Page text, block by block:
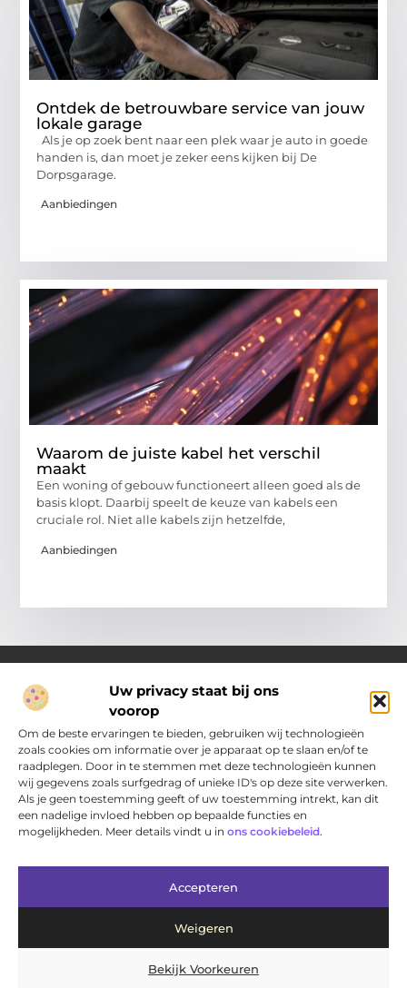
Uw privacy staat bij ons
voorop
Om de beste ervaringen te bieden, gebruiken wij technologieën
zoals cookies om informatie over je apparaat op te slaan en/of te
raadplegen. Door in te stemmen met deze technologieën kunnen
wij gegevens zoals surfgedrag of unieke ID's op deze site verwerken.
Als je geen toestemming geeft of uw toestemming intrekt, kan dit
een nadelige invloed hebben op bepaalde functies en
mogelijkheden. Meer details vindt u in ons cookiebeleid.
Accepteren
Weigeren
Bekijk Voorkeuren
Ontdek de betrouwbare service van jouw
lokale garage
Als je op zoek bent naar een plek waar je auto in goede
handen is, dan moet je zeker eens kijken bij De
Dorpsgarage.
Aanbiedingen
Waarom de juiste kabel het verschil
maakt
Een woning of gebouw functioneert alleen goed als de
basis klopt. Daarbij speelt de keuze van kabels een
cruciale rol. Niet alle kabels zijn hetzelfde,
Aanbiedingen
Over Pakhuisdelft.nl
Jouw bron voor dagelijkse inspiratie en praktische ideeën
Bij PakhuisDelft.nl vind je een gevarieerd aanbod aan artikelen
en blogs die je helpen om jouw dag nét wat leuker, slimmer en
eenvoudiger te maken.
Main Links
Bericht categorie